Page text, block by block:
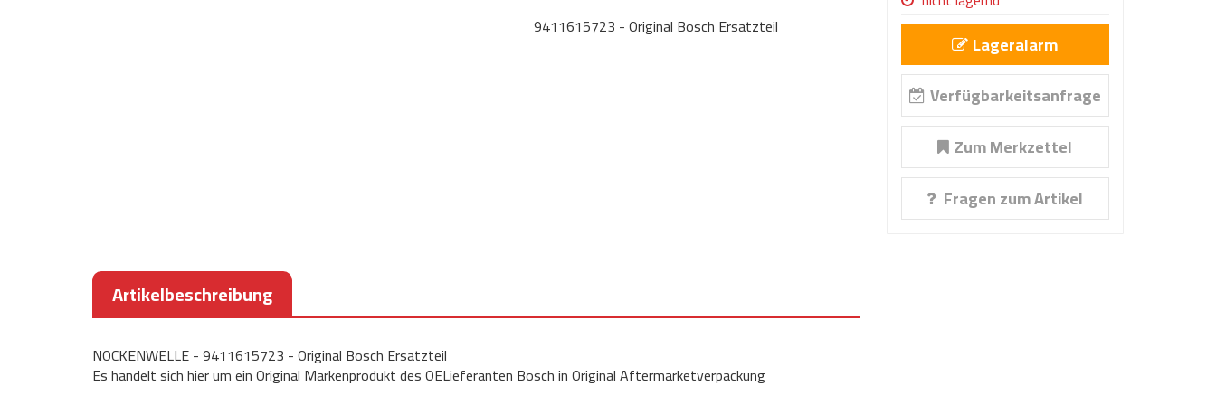
9411615723 - Original Bosch Ersatzteil
Lageralarm
Verfügbarkeitsanfrage
Zum Merkzettel
Fragen zum Artikel
Artikelbeschreibung
NOCKENWELLE - 9411615723 - Original Bosch Ersatzteil
Es handelt sich hier um ein Original Markenprodukt des OELieferanten Bosch in Original Aftermarketverpackung